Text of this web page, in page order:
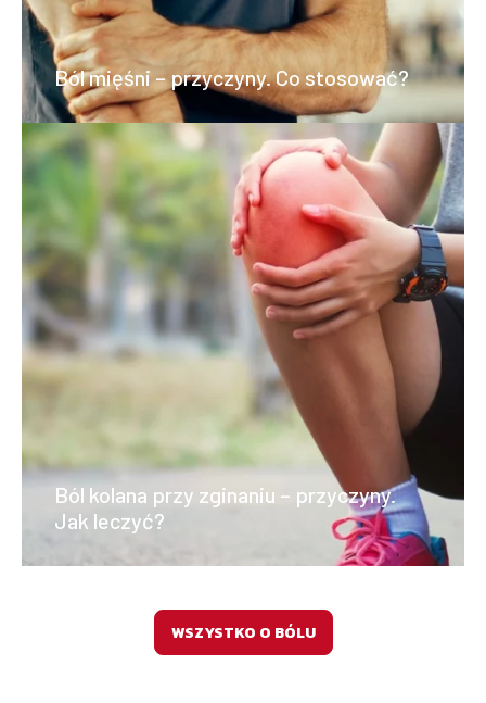
Ból mięśni – przyczyny. Co stosować?
Ból kolana przy zginaniu – przyczyny.
Jak leczyć?
WSZYSTKO O BÓLU